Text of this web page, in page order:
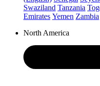
Swaziland Tanzania
Emirates Yemen Zambia
North America